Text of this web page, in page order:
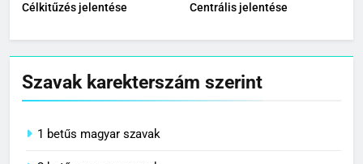
Célkitűzés jelentése Centrális jelentése
Szavak karekterszám szerint
1 betűs magyar szavak